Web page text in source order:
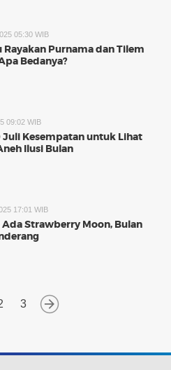
05:30 WIB
Purnama dan Tilem
Bedanya?
09:02 WIB
Juli Kesempatan untuk Lihat
Ilusi Bulan
17:01 WIB
Ada Strawberry Moon, Bulan
3